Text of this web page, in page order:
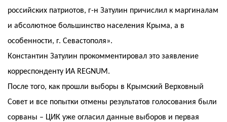
российских патриотов, г-н Затулин причислил к маргиналам
и абсолютное большинство населения Крыма, а в
особенности, г. Севастополя».
Константин Затулин прокомментировал это заявление
корреспонденту ИА REGNUM.
После того, как прошли выборы в Крымский Верховный
Совет и все попытки отмены результатов голосования были
сорваны – ЦИК уже огласил данные выборов и первая